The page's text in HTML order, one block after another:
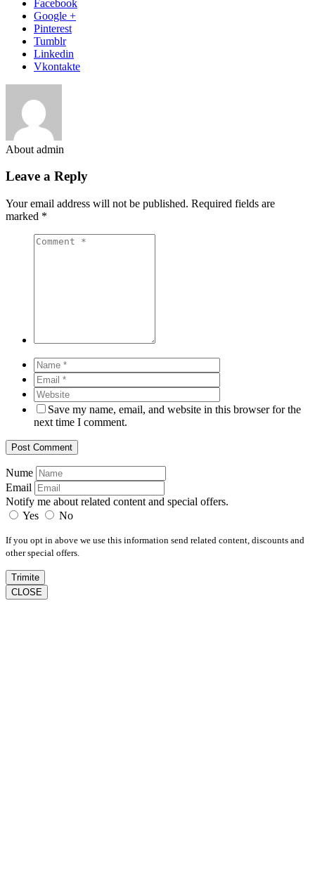
Facebook
Google +
Pinterest
Tumblr
Linkedin
Vkontakte
About admin
Leave a Reply
Your email address will not be published. Required fields are
marked *
Save my name, email, and website in this browser for the
next time I comment.
Nume
Email
Notify me about related content and special offers.
Yes
No
If you opt in above we use this information send related content, discounts and
other special offers.
Trimite
CLOSE